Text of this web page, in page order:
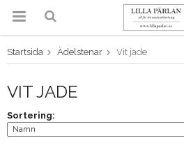
Produkten har blivit
varukorgen
Startsida Ädelstenar Vit jade
VIT JADE
Sortering: